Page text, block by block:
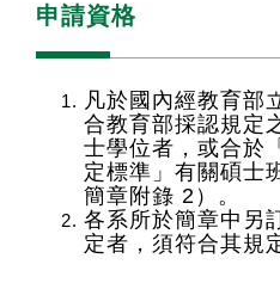
申請資格
凡於國內經教育部
合教育部採認規定
士學位者，或合於 「
定標準 」 有關碩士
簡章附錄 2 ）。
各系所於簡章中另
定者，須符合其規